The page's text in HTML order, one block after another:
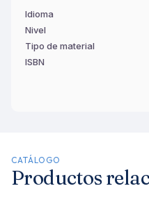
Idioma
Nivel
Tipo de material
ISBN
CATÁLOGO
Productos